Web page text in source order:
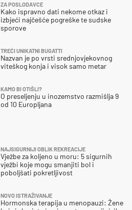
NAJSIGURNIJI OBLIK REKREACIJE
Vježbe za koljeno u moru: 5 sigurnih
vježbi koje mogu smanjiti bol i
poboljšati pokretljivost
NOVO ISTRAŽIVANJE
Hormonska terapija u menopauzi: Žene
ZA POSLODAVCE
Kako ispravno dati nekome otkaz i
izbjeći najčešće pogreške te sudske
sporove
TREĆI UNIKATNI BUGATTI
Nazvan je po vrsti srednjovjekovnog
viteškog konja i visok samo metar
KAMO BI OTIŠLI?
O preseljenju u inozemstvo razmišlja 9
od 10 Europljana